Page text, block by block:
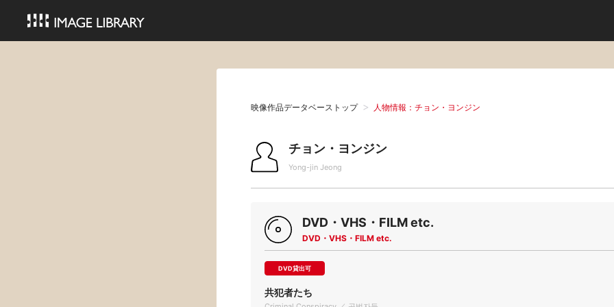
映像作品データベーストップ 人物情報：チョン・ヨンジン
チョン・ヨンジン
Yong-jin Jeong
DVD・VHS・FILM etc.
DVD・VHS・FILM etc.
DVD貸出可
共犯者たち